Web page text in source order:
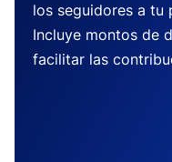
los seguidores a tu
Incluye montos de
facilitar las